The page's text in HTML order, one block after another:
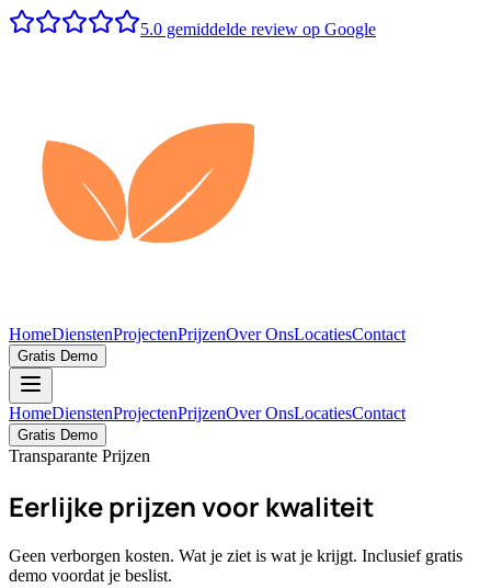
5.0 gemiddelde review op Google
HomeDienstenProjectenPrijzenOver OnsLocatiesContact
Gratis Demo
HomeDienstenProjectenPrijzenOver OnsLocatiesContact
Gratis Demo
Transparante Prijzen
Eerlijkeprijzenvoor kwaliteit
Geen verborgen kosten. Wat je ziet is wat je krijgt. Inclusief gratis
demo voordat je beslist.